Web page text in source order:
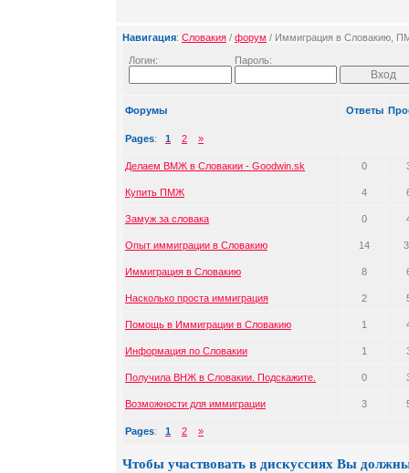
Навигация: Словакия / форум / Иммиграция в Словакию,
Логин: Пароль:
Форумы Ответы
Pages: 1 2 »
Делаем ВМЖ в Словакии - Goodwin.sk 0
Купить ПМЖ 4
Замуж за словака 0
Опыт иммиграции в Словакию 14
Иммиграция в Словакию 8
Насколько проста иммиграция 2
Помощь в Иммиграции в Словакию 1
Информация по Словакии 1
Получила ВНЖ в Словакии. Подскажите. 0
Возможности для иммиграции 3
Pages: 1 2 »
Чтобы участвовать в дискуссиях Вы